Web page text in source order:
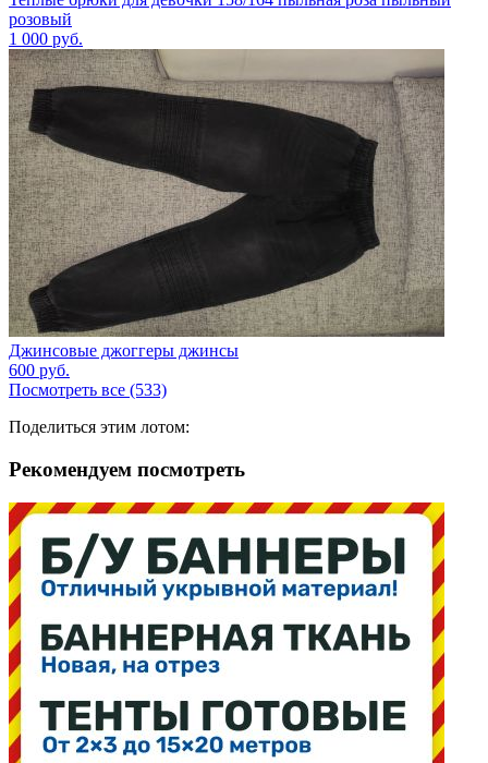
розовый
1 000 руб.
Джинсовые джоггеры джинсы
600 руб.
Посмотреть все (533)
Поделиться этим лотом:
Рекомендуем посмотреть